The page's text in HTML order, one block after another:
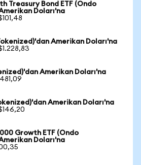
Treasury Bond ETF (Ondo
Doları'na
Amerikan Doları'na
Amerikan Doları'na
Amerikan Doları'na
Growth ETF (Ondo
Doları'na